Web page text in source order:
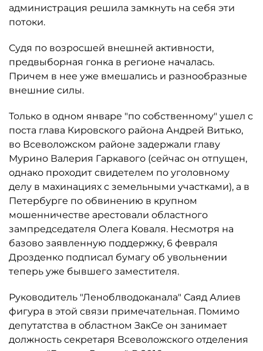
администрация решила замкнуть на себя эти
потоки.
Судя по возросшей внешней активности,
предвыборная гонка в регионе началась.
Причем в нее уже вмешались и разнообразные
внешние силы.
Только в одном январе "по собственному" ушел с
поста глава Кировского района Андрей Витько,
во Всеволожском районе задержали главу
Мурино Валерия Гаркавого (сейчас он отпущен,
однако проходит свидетелем по уголовному
делу в махинациях с земельными участками), а в
Петербурге по обвинению в крупном
мошенничестве арестовали областного
зампредседателя Олега Коваля. Несмотря на
базово заявленную поддержку, 6 февраля
Дрозденко подписал бумагу об увольнении
теперь уже бывшего заместителя.
Руководитель "Леноблводоканала" Саяд Алиев
фигура в этой связи примечательная. Помимо
депутатства в областном ЗакСе он занимает
должность секретаря Всеволожского отделения